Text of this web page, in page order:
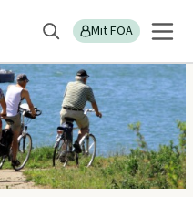
Søg Mit FOA